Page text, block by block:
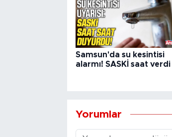
Samsun'da su kesintisi
alarmı! SASKİ saat verdi
Yorumlar